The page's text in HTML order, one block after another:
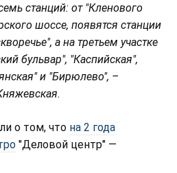
станций: от "Кленового
шоссе, появятся станции
а на третьем участке
бульвар", "Каспийская",
и "Бирюлево", –
о том, что на 2 года
"Деловой центр" —